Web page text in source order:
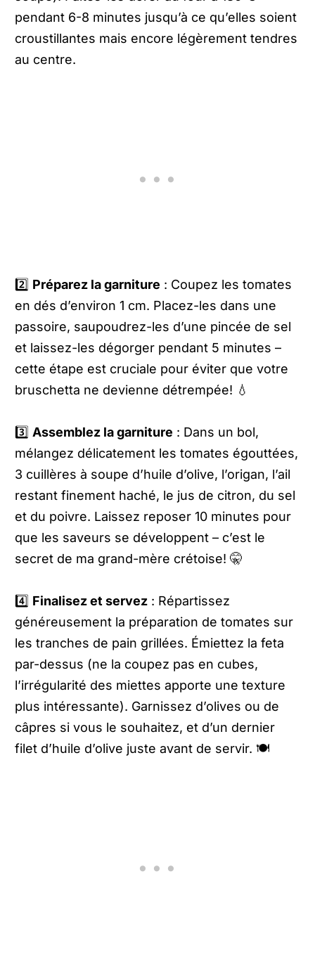
pendant 6-8 minutes jusqu’à ce qu’elles soient
croustillantes mais encore légèrement tendres
au centre.
2️⃣ Préparez la garniture : Coupez les tomates
en dés d’environ 1 cm. Placez-les dans une
passoire, saupoudrez-les d’une pincée de sel
et laissez-les dégorger pendant 5 minutes –
cette étape est cruciale pour éviter que votre
bruschetta ne devienne détrempée! 💧
3️⃣ Assemblez la garniture : Dans un bol,
mélangez délicatement les tomates égouttées,
3 cuillères à soupe d’huile d’olive, l’origan, l’ail
restant finement haché, le jus de citron, du sel
et du poivre. Laissez reposer 10 minutes pour
que les saveurs se développent – c’est le
secret de ma grand-mère crétoise! 🤫
4️⃣ Finalisez et servez: Répartissez
généreusement la préparation de tomates sur
les tranches de pain grillées. Émiettez la feta
par-dessus (ne la coupez pas en cubes,
l’irrégularité des miettes apporte une texture
plus intéressante). Garnissez d’olives ou de
câpres si vous le souhaitez, et d’un dernier
filet d’huile d’olive juste avant de servir. 🍽️